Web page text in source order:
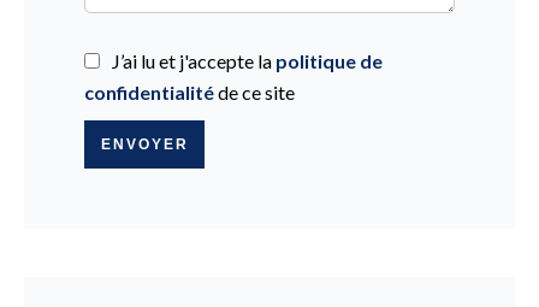
J’ai lu et j'accepte la politique de
confidentialitéde ce site
ENVOYER